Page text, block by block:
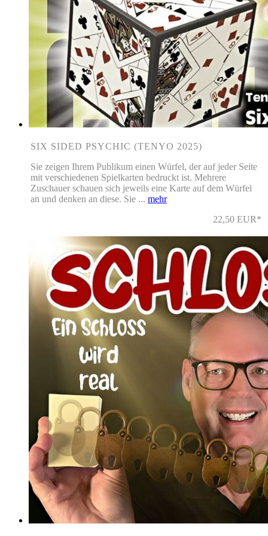
SIX SIDED PSYCHIC (TENYO 2025)
Sie zeigen Ihrem Publikum einen Würfel, der auf jeder Seite
mit verschiedenen Spielkarten bedruckt ist. Mehrere
Zuschauer schauen sich jeweils eine Karte auf dem Würfel
an und denken an diese. Sie ... mehr
22,50 EUR*